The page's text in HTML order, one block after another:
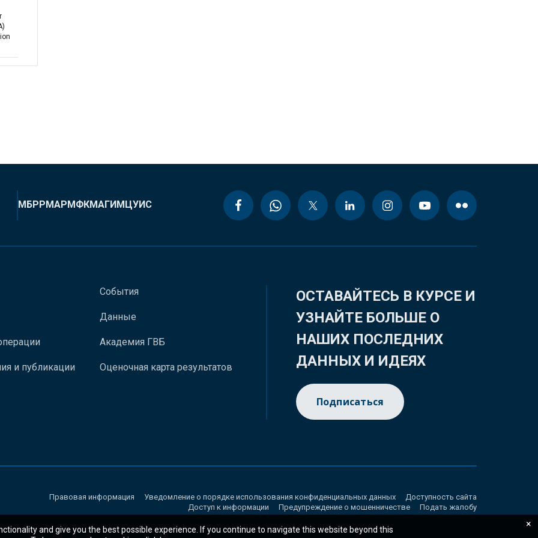
МБРРМАРМФКМАГИМЦУИС
и публикации
События
Данные
Академия ГВБ
Оценочная карта результатов
ОСТАВАЙТЕСЬ В КУРСЕ И
УЗНАЙТЕ БОЛЬШЕ О
НАШИХ ПОСЛЕДНИХ
ДАННЫХ И ИДЕЯХ
Подписаться
Правовая информация Уведомление о порядке использования конфиденциальных данных
Доступность сайта
Доступ к информации
Предупреждение о мошенничестве Подать жалобу
and give you the best possible experience. If you continue to navigate this website beyond this
×